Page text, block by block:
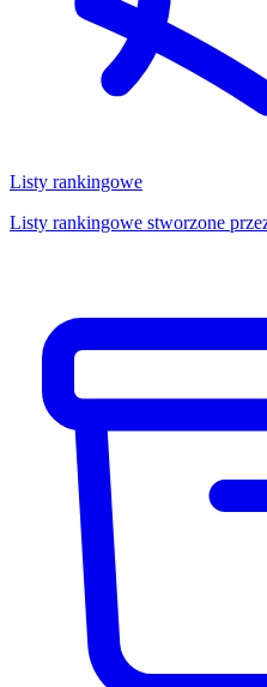
Listy rankingowe
Listy rankingowe stworzone